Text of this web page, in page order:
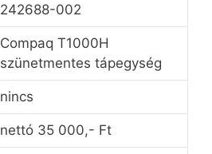
242688-002
Compaq T1000H
szünetmentes tápegység
nincs
nettó 35 000,- Ft